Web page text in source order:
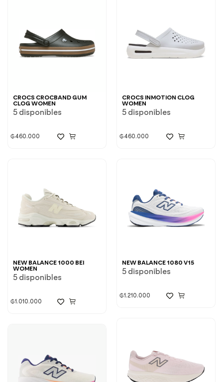
CROCS CROCBAND GUM
CLOG WOMEN
5 disponibles
₲460.000
CROCS INMOTION CLOG
WOMEN
5 disponibles
₲460.000
NEW BALANCE 1000 BEI
WOMEN
5 disponibles
₲1.010.000
NEW BALANCE 1080 V15
5 disponibles
₲1.210.000